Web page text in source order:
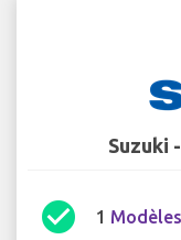
Suzuki
check_circle 1